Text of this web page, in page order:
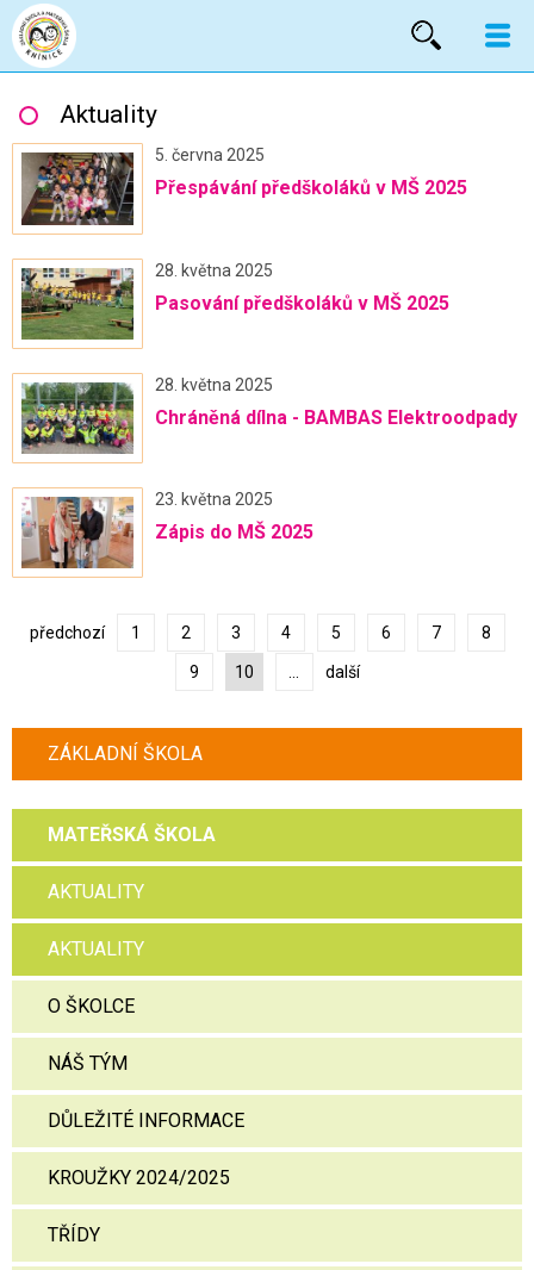
Aktuality
5. června 2025
Přespávání předškoláků v MŠ 2025
28. května 2025
Pasování předškoláků v MŠ 2025
28. května 2025
Chráněná dílna - BAMBAS Elektroodpady
23. května 2025
Zápis do MŠ 2025
předchozí 1 2 3 4 5 6 7 8
9 10 ... další
ZÁKLADNÍ ŠKOLA
MATEŘSKÁ ŠKOLA
AKTUALITY
AKTUALITY
O ŠKOLCE
NÁŠ TÝM
DŮLEŽITÉ INFORMACE
KROUŽKY 2024/2025
TŘÍDY